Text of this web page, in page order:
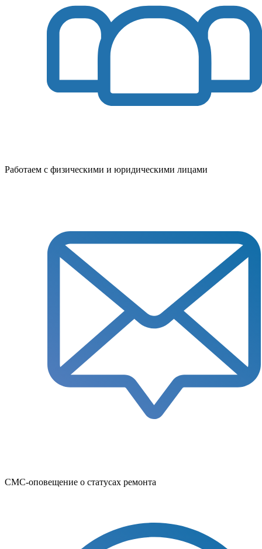
Работаем с физическими и юридическими лицами
СМС-оповещение о статусах ремонта